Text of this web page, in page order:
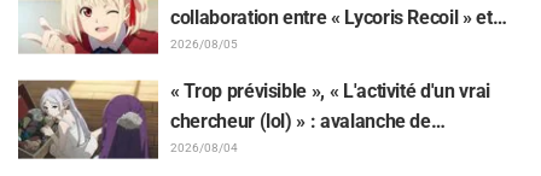
collaboration entre « Lycoris Recoil » et
Kumamine, créateur du « Chat au travail »,
suscite une pluie de « Yoshi ! »
2026/08/05
« Trop prévisible », « L'activité d'un vrai
chercheur (lol) » : avalanche de
moqueries affectueuses face à la peluche
2026/08/04